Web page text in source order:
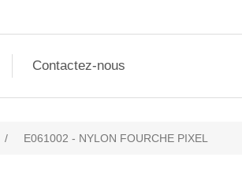
Contactez-nous
/ E061002 - NYLON FOURCHE PIXEL